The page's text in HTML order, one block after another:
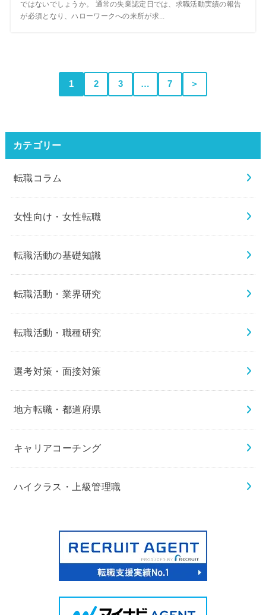
ではないでしょうか。 通常の失業認定日では、求職活動実績の報告
が必須となり、ハローワークへの来所が求...
1 2 3 … 7 ＞
カテゴリー
転職コラム
女性向け・女性転職
転職活動の基礎知識
転職活動・業界研究
転職活動・職種研究
選考対策・面接対策
地方転職・都道府県
キャリアコーチング
ハイクラス・上級管理職